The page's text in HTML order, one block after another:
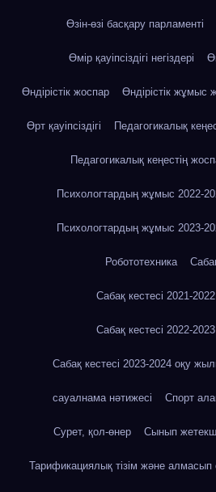
Өзін-өзі басқару парламенті
Өмір қауіпсіздігі негіздері
Өндірістік жоспар Өндірістік жұмыс
Өрт қауіпсіздігі Педагогикалық
Педагогикалық кеңестің
Психологтардың жұмыс 2022-
Психологтардың жұмыс 2023-
Робототехника
Сабақ кестесі 2021-
Сабақ кестесі 2022-
Сабақ кестесі 2023-2024 оқу
сауалнама нәтижесі Спорт
Сурет, қол-өнер Сынып
Тарификациялық тізім және алмасып